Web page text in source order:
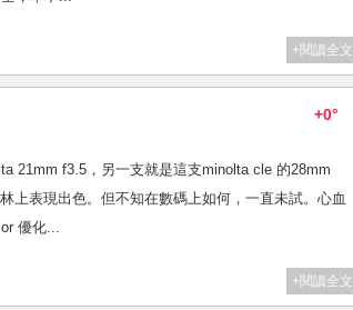
+閱讀全文
+0°
21mm f3.5，另一支就是這支minolta cle 的28mm
上表現出色。但不知在數碼上如何，一直未試。心血
優化...
+閱讀全文